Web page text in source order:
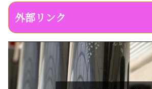
外部リンク